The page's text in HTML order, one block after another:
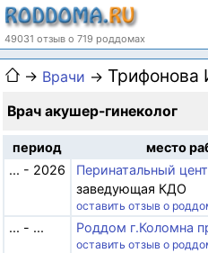
49031 отзыв о 719 роддомах
→ Врачи → Трифонова
Врач акушер-гинеколог
период
место
... - 2026
Перинатальный
заведующая КДО
оставить отзыв о
... - ... Роддом г.Коломна
оставить отзыв о